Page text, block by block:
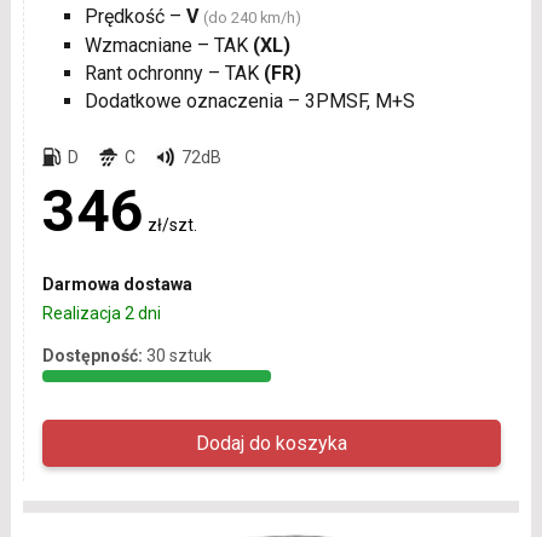
Prędkość – V (do 240 km/h)
Wzmacniane – TAK (XL)
Rant ochronny – TAK (FR)
Dodatkowe oznaczenia – 3PMSF, M+S
D C 72dB
346 zł/szt.
Darmowa dostawa
Realizacja 2 dni
Dostępność: 30 sztuk